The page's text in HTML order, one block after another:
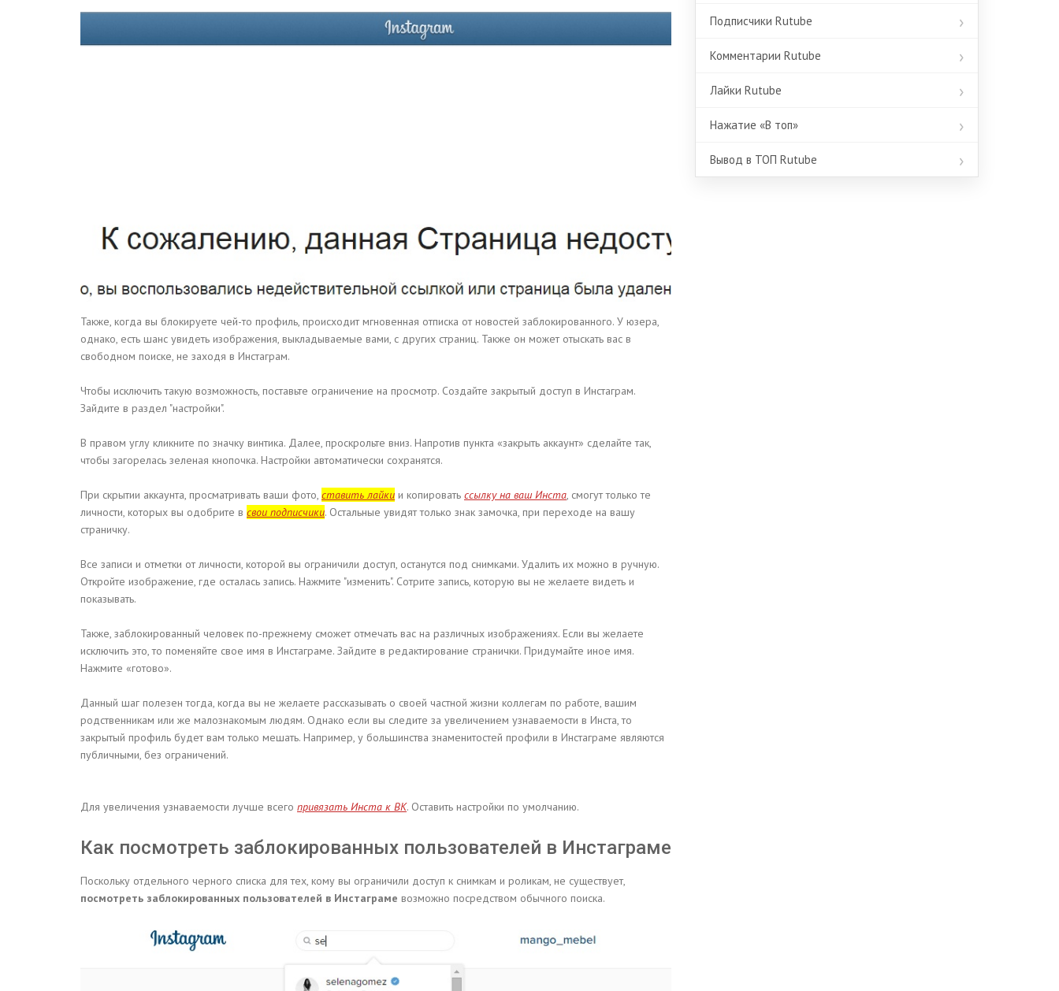
Также, когда вы блокируете чей-то профиль, происходит мгновенная отписка от новостей заблокированного. У юзера,
однако, есть шанс увидеть изображения, выкладываемые вами, с других страниц. Также он может отыскать вас в
свободном поиске, не заходя в Инстаграм.
Чтобы исключить такую возможность, поставьте ограничение на просмотр. Создайте закрытый доступ в Инстаграм.
Зайдите в раздел "настройки".
В правом углу кликните по значку винтика. Далее, проскрольте вниз. Напротив пункта «закрыть аккаунт» сделайте так,
чтобы загорелась зеленая кнопочка. Настройки автоматически сохранятся.
При скрытии аккаунта, просматривать ваши фото, ставить лайки и копировать ссылку на ваш Инста , смогут только те
личности, которых вы одобрите в свои подписчики. Остальные увидят только знак замочка, при переходе на вашу
страничку.
Все записи и отметки от личности, которой вы ограничили доступ, останутся под снимками. Удалить их можно в ручную.
Откройте изображение, где осталась запись. Нажмите "изменить". Сотрите запись, которую вы не желаете видеть и
показывать.
Также, заблокированный человек по-прежнему сможет отмечать вас на различных изображениях. Если вы желаете
исключить это, то поменяйте свое имя в Инстаграме. Зайдите в редактирование странички. Придумайте иное имя.
Нажмите «готово».
Данный шаг полезен тогда, когда вы не желаете рассказывать о своей частной жизни коллегам по работе, вашим
родственникам или же малознакомым людям. Однако если вы следите за увеличением узнаваемости в Инста, то
закрытый профиль будет вам только мешать. Например, у большинства знаменитостей профили в Инстаграме являются
публичными, без ограничений.
Для увеличения узнаваемости лучше всего привязать Инста к ВК. Оставить настройки по умолчанию.
Как посмотреть заблокированных пользователей в Инстаграме
Поскольку отдельного черного списка для тех, кому вы ограничили доступ к снимкам и роликам, не существует,
посмотреть заблокированных пользователей в Инстаграме возможно посредством обычного поиска.
Подписчики Rutube
Комментарии Rutube
Лайки Rutube
Нажатие «В топ»
Вывод в ТОП Rutube